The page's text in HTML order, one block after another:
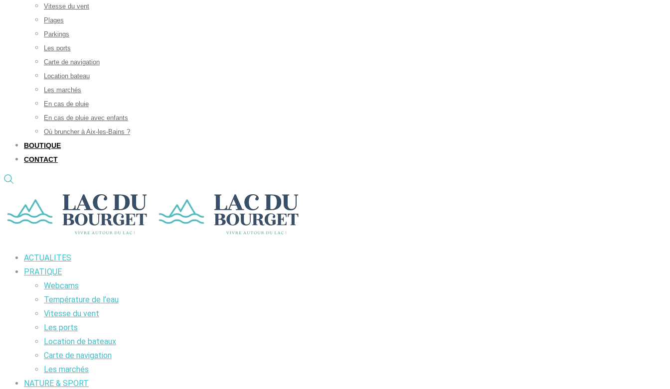
Vitesse du vent
Plages
Parkings
Les ports
Carte de navigation
Location bateau
Les marchés
En cas de pluie
En cas de pluie avec enfants
Où bruncher à Aix-les-Bains ?
BOUTIQUE
CONTACT
ACTUALITES
PRATIQUE
Webcams
Température de l’eau
Vitesse du vent
Les ports
Location de bateaux
Carte de navigation
Les marchés
NATURE & SPORT